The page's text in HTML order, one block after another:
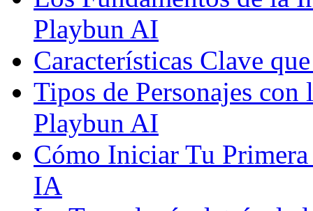
Playbun AI
Características Clave
Tipos de Personajes con
Playbun AI
Cómo Iniciar Tu
IA